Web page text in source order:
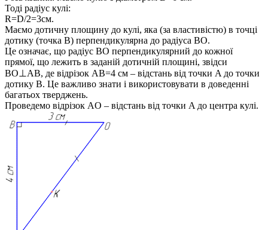
Тоді радіус кулі:
R=D/2=3см.
Маємо дотичну площину до кулі, яка (за властивістю) в точці
дотику (точка B) перпендикулярна до радіуса BO.
Це означає, що радіус BO перпендикулярний до кожної
прямої, що лежить в заданій дотичній площині, звідси
BO⊥AB, де відрізок AB=4 см – відстань від точки A до точки
дотику B. Це важливо знати і використовувати в доведенні
багатьох тверджень.
Проведемо відрізок AO – відстань від точки A до центра кулі.